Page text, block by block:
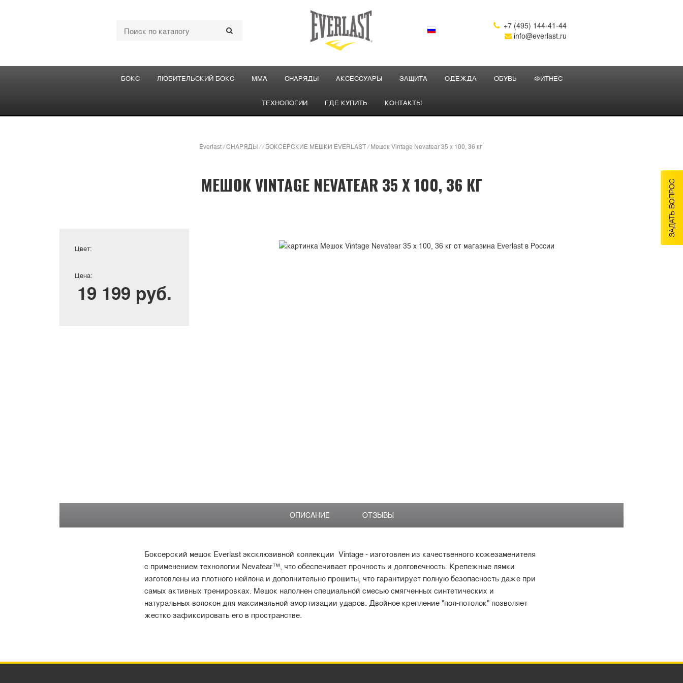
 +7 (495) 144-41-44
info@everlast.ru
БОКС ЛЮБИТЕЛЬСКИЙ БОКС ММА СНАРЯДЫ АКСЕССУАРЫ ЗАЩИТА ОДЕЖДА ОБУВЬ ФИТНЕС
ТЕХНОЛОГИИ ГДЕ КУПИТЬ КОНТАКТЫ
Everlast/СНАРЯДЫ// БОКСЕРСКИЕ МЕШКИ EVERLAST/ Мешок Vintage Nevatear 35 x 100, 36 кг
МЕШОК VINTAGE NEVATEAR 35 X 100, 36 КГ
Цвет:
Цена:
19 199 руб.
ОПИСАНИЕ ОТЗЫВЫ
Боксерский мешок Everlast эксклюзивной коллекции Vintage - изготовлен из качественного кожезаменителя
с применением технологии Nevatear™, что обеспечивает прочность и долговечность. Крепежные лямки
изготовлены из плотного нейлона и дополнительно прошиты, что гарантирует полную безопасность даже при
самых активных тренировках. Мешок наполнен специальной смесью смягченных синтетических и
натуральных волокон для максимальной амортизации ударов. Двойное крепление "пол-потолок" позволяет
жестко зафиксировать его в пространстве.